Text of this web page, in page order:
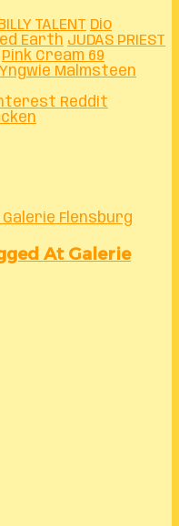
BILLY TALENT Dio
Earth JUDAS PRIEST
Pink Cream 69
Yngwie Malmsteen
Reddit
Galerie Flensburg
At Galerie